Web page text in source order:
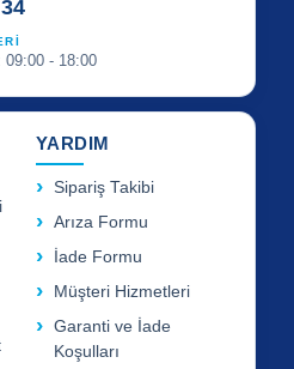
09:00 - 18:00
YARDIM
Sipariş Takibi
Arıza Formu
İade Formu
Müşteri Hizmetleri
Garanti ve İade
Koşulları